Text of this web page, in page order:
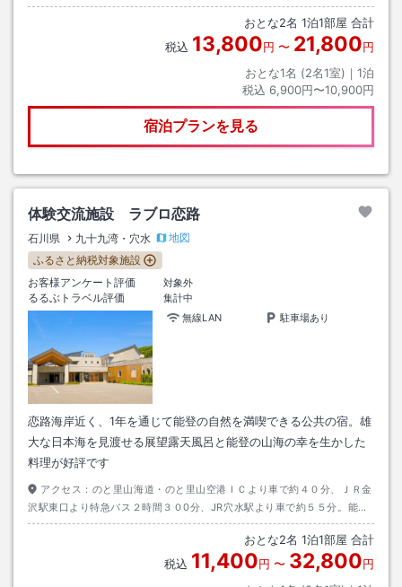
道・金沢森本ICより約２時間／ふるさとタクシー のと里山空港から当館ま
おとな2名 1泊1部屋 合計
税込 13,800円 〜 21,800円
おとな1名 (2名1室)｜ 1泊
税込 6,900円〜10,900円
宿泊プランを見る
体験交流施設 ラブロ恋路
石川県 九十九湾・穴水
地図
ふるさと納税対象施設
お客様アンケート評価
対象外
るるぶトラベル評価
集計中
無線LAN
駐車場あり
恋路海岸近く、1年を通じて能登の自然を満喫できる公共の宿。雄
大な日本海を見渡せる展望露天風呂と能登の山海の幸を生かした
料理が好評です
アクセス： のと里山海道・のと里山空港ＩＣより車で約４０分、ＪＲ金
沢駅東口より特急バス２時間３０0分、JR穴水駅より車で約５５分。能登
空港より乗り合いタクシーで約３０分
おとな2名 1泊1部屋 合計
税込 11,400円 〜 32,800円